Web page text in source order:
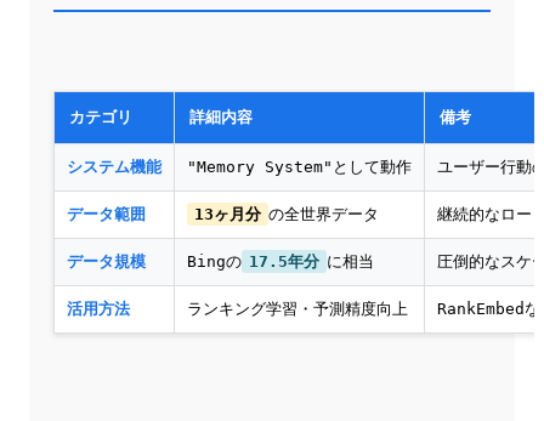
カテゴリ 詳細内容 備考
システム機能 "Memory System"として動作 ユーザー行動
データ範囲 13ヶ月分 の全世界データ 継続的なロー
データ規模 Bingの 17.5年分 に相当 圧倒的なスケ
活用方法 ランキング学習・予測精度向上 RankEmbedな